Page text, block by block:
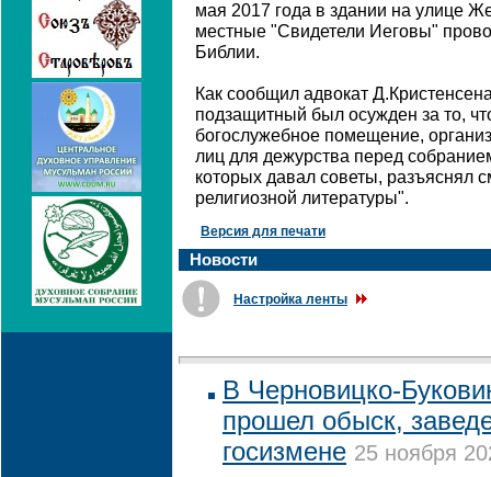
мая 2017 года в здании на улице
местные "Свидетели Иеговы"
Библии.
Как сообщил адвокат
подзащитный был осужден за то,
богослужебное помещение,
лиц для дежурства перед
которых давал советы, разъяснял
религиозной литературы".
Версия для печати
Новости
Настройка ленты
В Черновицко-
прошел обыск,
госизмене 25 ноября